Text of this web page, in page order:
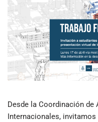
Desde la Coordinación
Internacionales,